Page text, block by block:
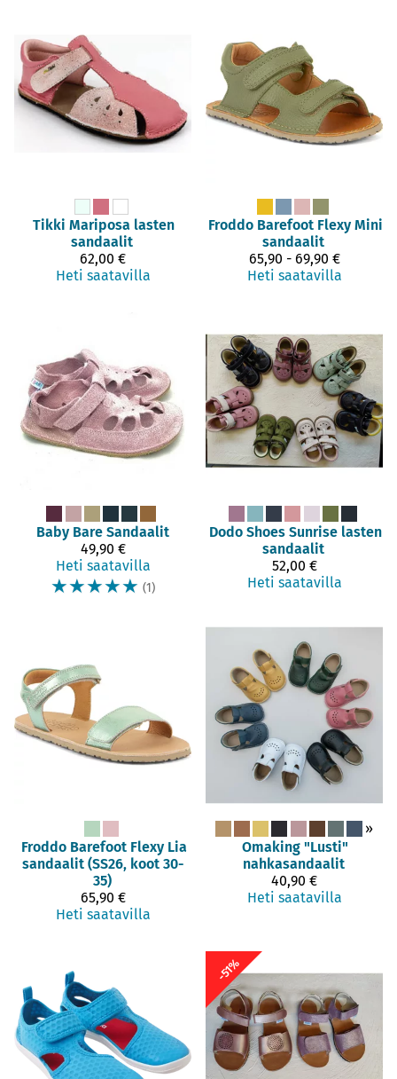
Tikki Mariposa lasten
sandaalit
62,00 €
Heti saatavilla
Froddo Barefoot Flexy Mini
sandaalit
65,90 - 69,90 €
Heti saatavilla
Baby Bare Sandaalit
49,90 €
Heti saatavilla
☆☆☆☆☆ (1)
Dodo Shoes Sunrise lasten
sandaalit
52,00 €
Heti saatavilla
Froddo Barefoot Flexy Lia
sandaalit (SS26, koot 30-
35)
65,90 €
Heti saatavilla
»
Omaking "Lusti"
nahkasandaalit
40,90 €
Heti saatavilla
-51%